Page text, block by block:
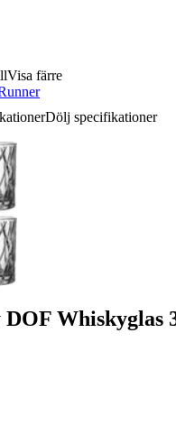
Visa färre
Dölj specifikationer
Whiskyglas